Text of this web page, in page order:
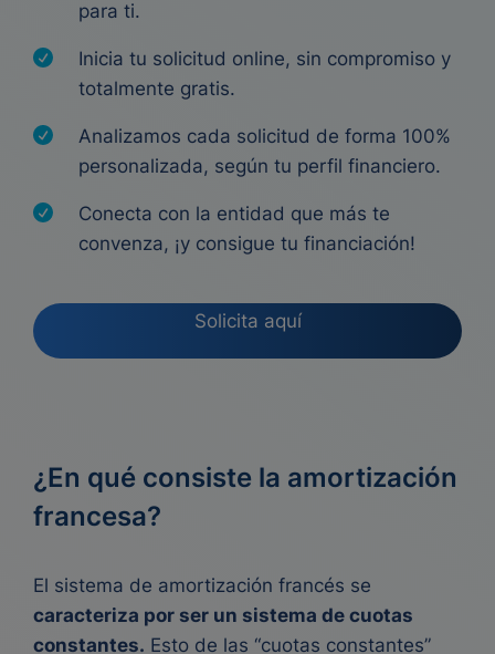
para ti.
Inicia tu solicitud online, sin compromiso y
totalmente gratis.
Analizamos cada solicitud de forma 100%
personalizada, según tu perfil financiero.
Conecta con la entidad que más te
convenza, ¡y consigue tu financiación!
Solicita aquí
¿En qué consiste la amortización
francesa?
El sistema de amortización francés se
caracteriza por ser un sistema de cuotas
constantes. Esto de las “cuotas constantes”